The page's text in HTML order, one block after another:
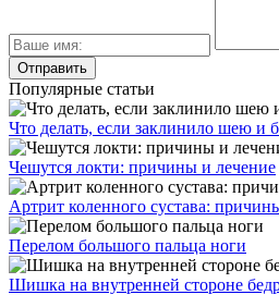
Популярные статьи
Что делать, если заклинило шею и
Чешутся локти: причины и лечение
Артрит коленного сустава:
Перелом большого пальца ноги
Шишка на внутренней стороне